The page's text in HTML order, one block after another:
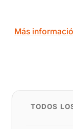
Más
TODOS